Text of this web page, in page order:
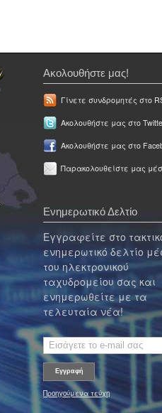
Ακολουθήστε μας!
Γίνετε συνδρομητές στο
Ακολουθήστε μας στο
Ακολουθήστε μας στο
Παρακολουθείστε μας
Ενημερωτικό Δελτίο
Εγγραφείτε στο
ενημερωτικό δελτίο
του ηλεκτρονικού
ταχυδρομείου σας και
ενημερωθείτε με τα
τελευταία νέα!
Προηγούμενα τεύχη